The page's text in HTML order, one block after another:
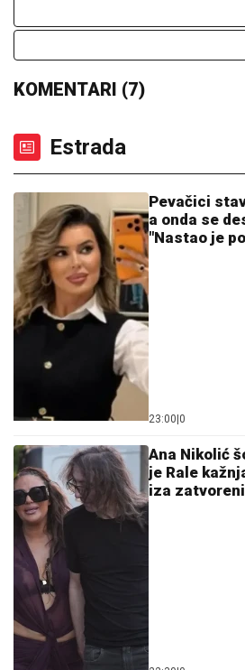
komšije uradile zbog niskog
MUŠKARAC
da se osveži i nije
CECA U CRNOJ
za njom u
DOČEKA
ranog jutra stvara
NELAGODU!
NESREĆA U NEMAČKOJ:
na festivalu Taubertal,